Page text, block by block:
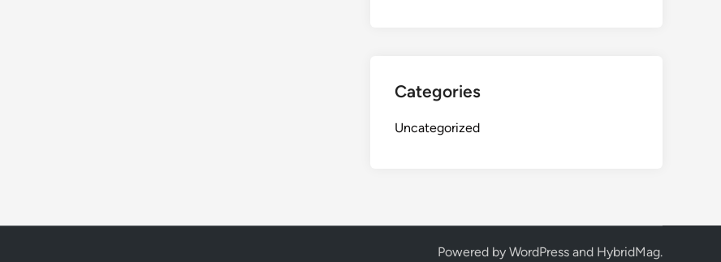
Categories
Uncategorized
Powered by WordPress and HybridMag.